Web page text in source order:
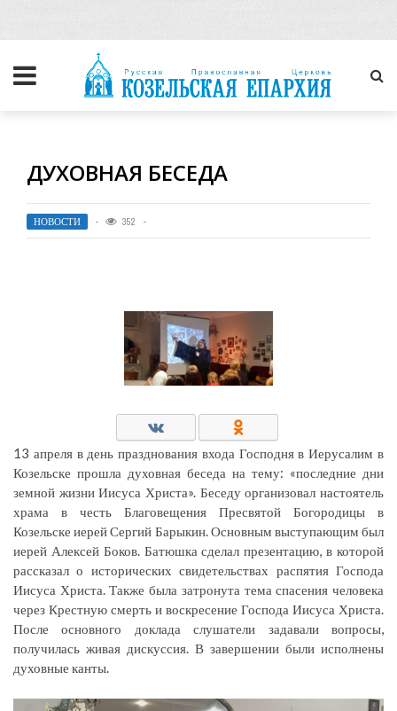
ДУХОВНАЯ БЕСЕДА
НОВОСТИ 352
13 апреля в день празднования входа Господня в Иерусалим в
Козельске прошла духовная беседа на тему: «последние дни
земной жизни Иисуса Христа». Беседу организовал настоятель
храма в честь Благовещения Пресвятой Богородицы в
Козельске иерей Сергий Барыкин. Основным выступающим был
иерей Алексей Боков. Батюшка сделал презентацию, в которой
рассказал о исторических свидетельствах распятия Господа
Иисуса Христа. Также была затронута тема спасения человека
через Крестную смерть и воскресение Господа Иисуса Христа.
После основного доклада слушатели задавали вопросы,
получилась живая дискуссия. В завершении были исполнены
духовные канты.